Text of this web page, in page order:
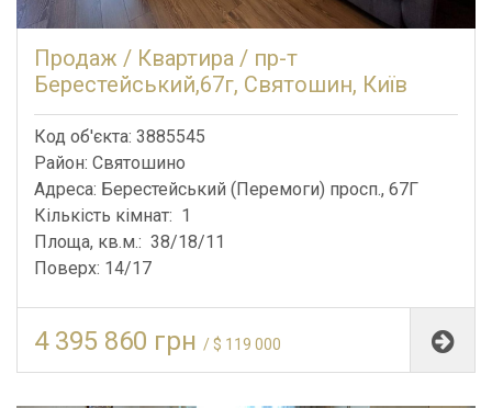
Продаж / Квартира / пр-т
Берестейський,67г, Святошин, Київ
Код об'єкта: 3885545
Район: Святошино
Адреса: Берестейський (Перемоги) просп., 67Г
Кількість кімнат: 1
Площа, кв.м.: 38/18/11
Поверх: 14/17
4 395 860 грн / $ 119 000